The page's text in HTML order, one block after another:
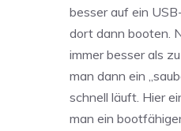
besser auf ein
dort dann booten.
immer besser als
man dann ein
schnell läuft. Hier
man ein